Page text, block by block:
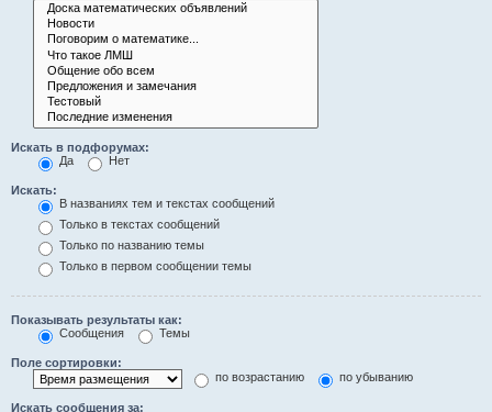
Искать в подфорумах:
Да
Нет
Искать:
В названиях тем и текстах сообщений
Только в текстах сообщений
Только по названию темы
Только в первом сообщении темы
Показывать результаты как:
Сообщения
Темы
Поле сортировки:
по возрастанию
по убыванию
Искать сообщения за: